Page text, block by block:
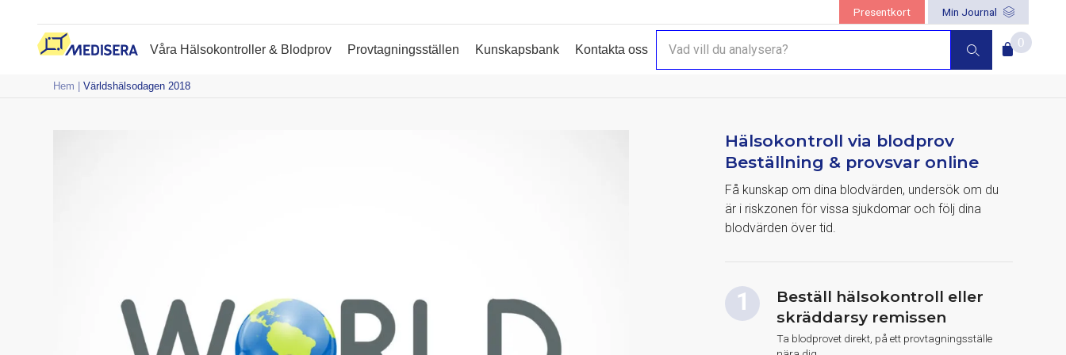
Presentkort Min Journal
Våra Hälsokontroller & Blodprov Provtagningsställen Kunskapsbank Kontakta oss 0
Hem |Världshälsodagen 2018
Hälsokontroll via blodprov
Beställning & provsvar online
Få kunskap om dina blodvärden, undersök om du
är i riskzonen för vissa sjukdomar och följ dina
blodvärden över tid.
Beställ hälsokontroll eller
skräddarsy remissen
Ta blodprovet direkt, på ett provtagningsställe
Fram till 6 augusti erbjuder vi10%rabatt på valfri hälsokontroll (ej årliga & Sthlm3). Använd rabattkoden"hälsa"i kassan!